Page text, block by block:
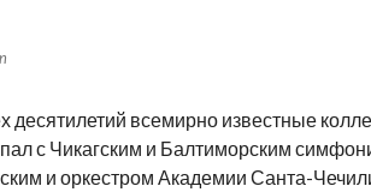
десятилетий всемирно известные
с Чикагским и Балтиморским
и оркестром Академии Санта-